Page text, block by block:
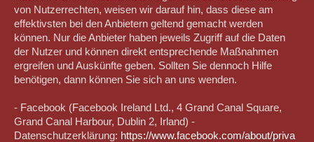
von Nutzerrechten, weisen wir darauf hin, dass diese am
effektivsten bei den Anbietern geltend gemacht werden
können. Nur die Anbieter haben jeweils Zugriff auf die Daten
der Nutzer und können direkt entsprechende Maßnahmen
ergreifen und Auskünfte geben. Sollten Sie dennoch Hilfe
benötigen, dann können Sie sich an uns wenden.
- Facebook (Facebook Ireland Ltd., 4 Grand Canal Square,
Grand Canal Harbour, Dublin 2, Irland) -
Datenschutzerklärung: https://www.facebook.com/about/priva